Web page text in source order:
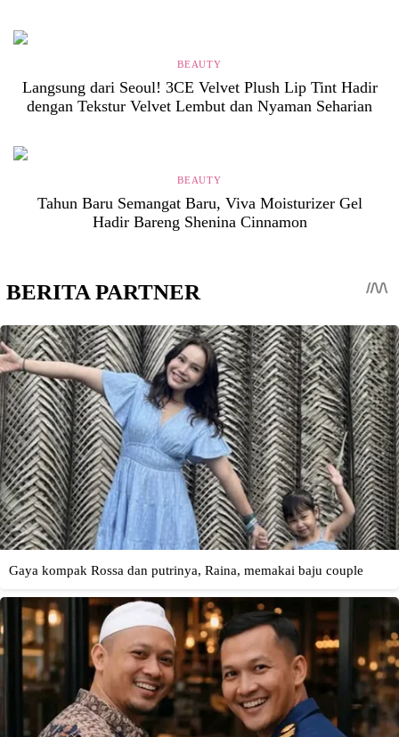
BEAUTY
Langsung dari Seoul! 3CE Velvet Plush Lip Tint Hadir
dengan Tekstur Velvet Lembut dan Nyaman Seharian
BEAUTY
Tahun Baru Semangat Baru, Viva Moisturizer Gel
Hadir Bareng Shenina Cinnamon